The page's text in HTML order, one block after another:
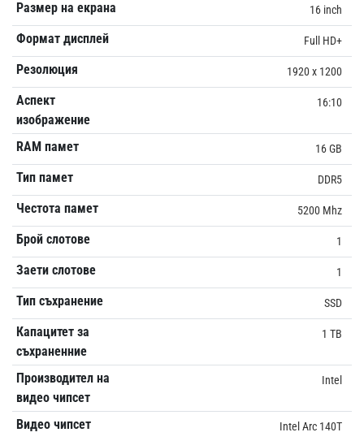
Размер на екрана 16 inch
Формат дисплей Full HD+
Резолюция 1920 x 1200
Аспект
изображение
16:10
RAM памет 16 GB
Тип памет DDR5
Честота памет 5200 Mhz
Брой слотове 1
Заети слотове 1
Тип съхранение SSD
Капацитет за
съхраненние
1 TB
Производител на
видео чипсет
Intel
Видео чипсет Intel Arc 140T